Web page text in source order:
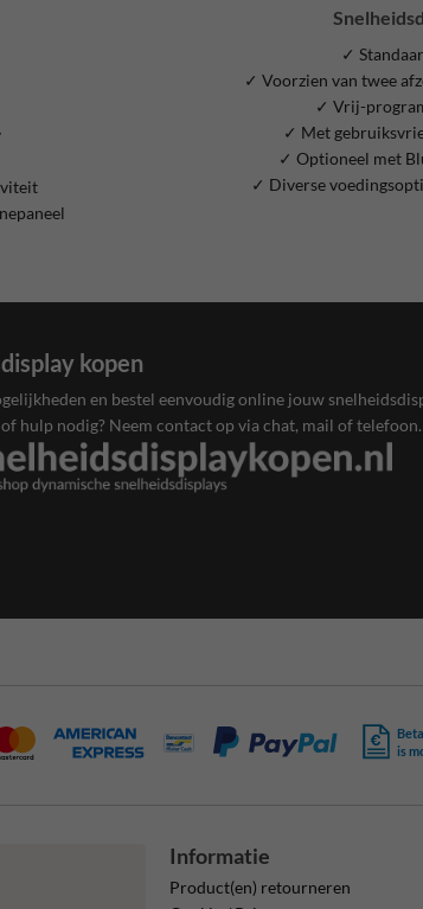
✓
✓ Voorzien van twee
✓ Vrij-
✓ Met
✓ Optioneel met
✓ Diverse
kopen
en bestel eenvoudig online jouw
of hulp nodig? Neem contact op via chat, mail of
is
Informatie
Product(en) retourneren